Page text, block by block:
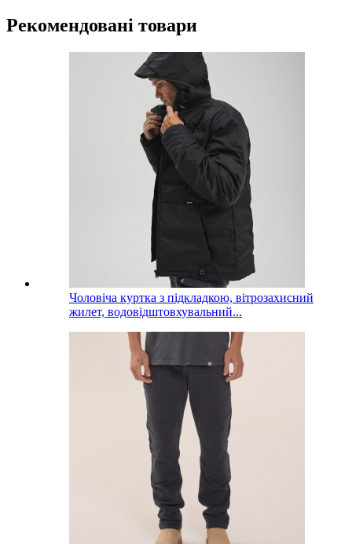
Рекомендовані товари
Чоловіча куртка з підкладкою, вітрозахисний
жилет, водовідштовхувальний...